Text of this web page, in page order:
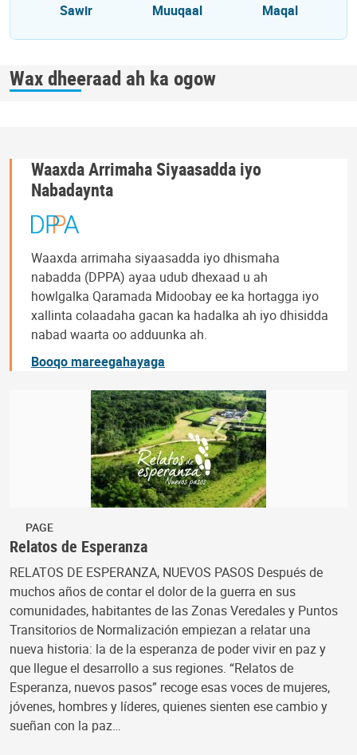
Sawir Muuqaal Maqal
Wax dheeraad ah ka ogow
Waaxda Arrimaha Siyaasadda iyo
Nabadaynta
Waaxda arrimaha siyaasadda iyo dhismaha
nabadda (DPPA) ayaa udub dhexaad u ah
howlgalka Qaramada Midoobay ee ka hortagga iyo
xallinta colaadaha gacan ka hadalka ah iyo dhisidda
nabad waarta oo adduunka ah.
Booqo mareegahayaga
PAGE
Relatos de Esperanza
RELATOS DE ESPERANZA, NUEVOS PASOS Después de
muchos años de contar el dolor de la guerra en sus
comunidades, habitantes de las Zonas Veredales y Puntos
Transitorios de Normalización empiezan a relatar una
nueva historia: la de la esperanza de poder vivir en paz y
que llegue el desarrollo a sus regiones. “Relatos de
Esperanza, nuevos pasos” recoge esas voces de mujeres,
jóvenes, hombres y líderes, quienes sienten ese cambio y
sueñan con la paz…